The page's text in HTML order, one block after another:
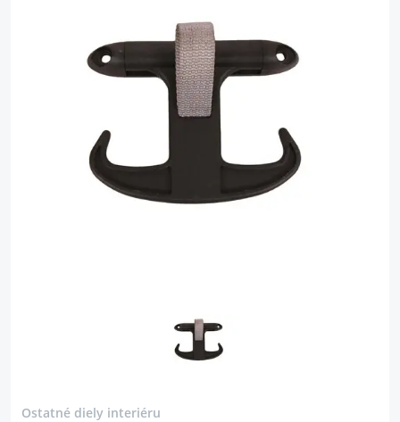
Ostatné diely interiéru